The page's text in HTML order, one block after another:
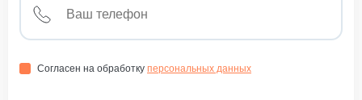
Согласен на обработку персональных данных